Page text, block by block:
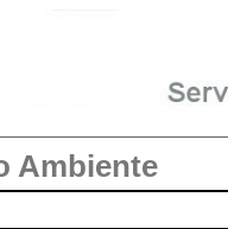
Ambiente